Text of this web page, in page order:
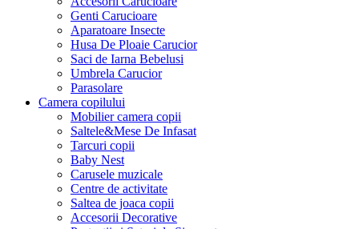
Genti Carucioare
Aparatoare Insecte
Husa De Ploaie Carucior
Saci de Iarna Bebelusi
Umbrela Carucior
Parasolare
Camera copilului
Mobilier camera copii
Saltele&Mese De Infasat
Tarcuri copii
Baby Nest
Carusele muzicale
Centre de activitate
Saltea de joaca copii
Accesorii Decorative